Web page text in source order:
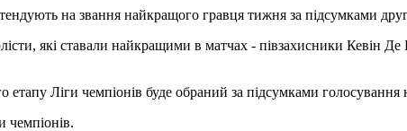
на звання найкращого гравця тижня за підсумками
які ставали найкращими в матчах - півзахисники Кевін
Ліги чемпіонів буде обраний за підсумками
чемпіонів.